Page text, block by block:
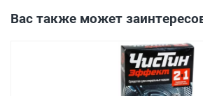
Вас также может